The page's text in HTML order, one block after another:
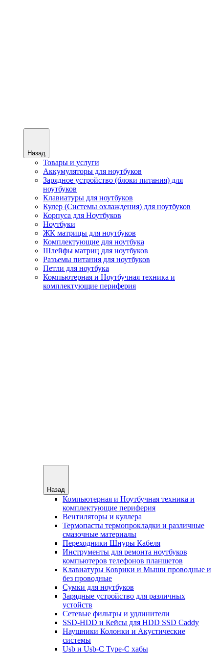
Назад
Товары и услуги
Аккумуляторы для ноутбуков
Зарядное устройство (блоки питания) для
ноутбуков
Клавиатуры для ноутбуков
Кулер (Системы охлаждения) для ноутбуков
Корпуса для Ноутбуков
Ноутбуки
ЖК матрицы для ноутбуков
Комплектующие для ноутбука
Шлейфы матриц для ноутбуков
Разъемы питания для ноутбуков
Петли для ноутбука
Компьютерная и Ноутбучная техника и
комплектующие периферия
Назад
Компьютерная и Ноутбучная техника и
комплектующие периферия
Вентиляторы и куллера
Термопасты термопрокладки и различные
смазочные материалы
Переходники Шнуры Кабеля
Инструменты для ремонта ноутбуков
компьютеров телефонов планшетов
Клавиатуры Коврики и Мыши проводные и
без проводные
Сумки для ноутбуков
Зарядные устройство для различных
устойств
Сетевые фильтры и удлинители
SSD-HDD и Кейсы для HDD SSD Caddy
Наушники Колонки и Акустические
системы
Usb и Usb-C Type-C хабы